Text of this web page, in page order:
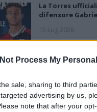
Process My
sale, sharing to third
advertising by us,
note that after your
La Torres
difensore
15 Lug 2026
Torres, arriva
Cremonese il
10 Lug 2026